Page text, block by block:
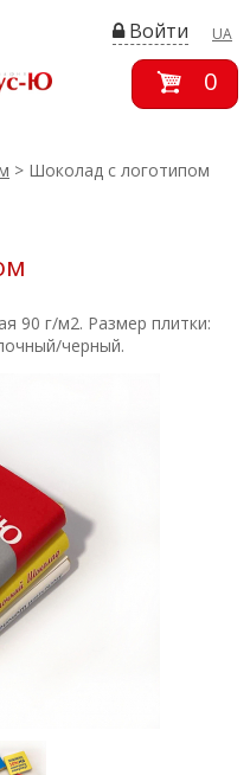
UA
Войти
0
> Шоколад с логотипом
90 г/м2. Размер плитки:
черный.